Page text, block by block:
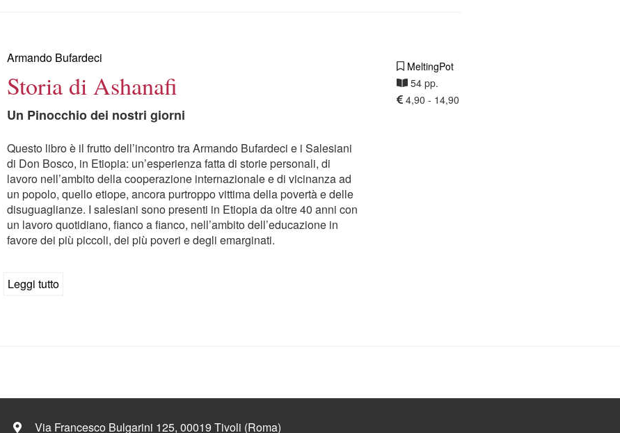
Armando Bufardeci
Storia di Ashanafi
Un Pinocchio dei nostri giorni
Questo libro è il frutto dell’incontro tra Armando Bufardeci e i Salesiani
di Don Bosco, in Etiopia: un’esperienza fatta di storie personali, di
lavoro nell’ambito della cooperazione internazionale e di vicinanza ad
un popolo, quello etiope, ancora purtroppo vittima della povertà e delle
disuguaglianze. I salesiani sono presenti in Etiopia da oltre 40 anni con
un lavoro quotidiano, fianco a fianco, nell’ambito dell’educazione in
favore dei più piccoli, dei più poveri e degli emarginati.
Leggi tutto
MeltingPot
54 pp.
4,90 - 14,90
Via Francesco Bulgarini 125, 00019 Tivoli (Roma)